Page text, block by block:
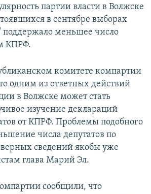
партии власти в Волжске
в сентябре выборах
меньшее число
КПРФ.
комитете компартии
одним из ответных действий
в Волжске может стать
изучение деклараций
от КПРФ. Проблемы подобного
числа депутатов по
сведений якобы уже
глава Марий Эл.
сообщили, что